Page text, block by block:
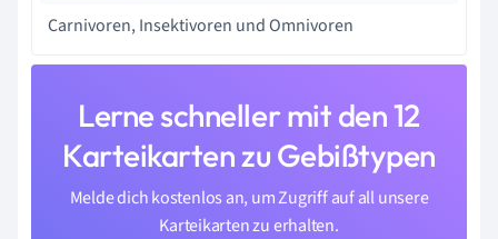
Carnivoren, Insektivoren und Omnivoren
Lerne schneller mit den 12
Karteikarten zu Gebißtypen
Melde dich kostenlos an, um Zugriff auf all unsere
Karteikarten zu erhalten.